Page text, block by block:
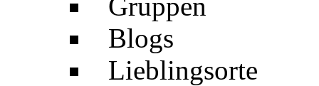
Blogs
Lieblingsorte